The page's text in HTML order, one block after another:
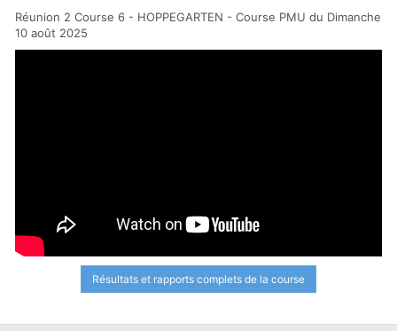
Réunion 2 Course 6 - HOPPEGARTEN - Course PMU du Dimanche
10 août 2025
Résultats et rapports complets de la course